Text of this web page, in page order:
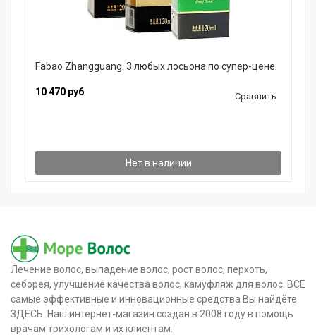
Fabao Zhangguang. 3 любых лосьона по супер-цене.
10 470 руб Сравнить
Нет в наличии
Лечение волос, выпадение волос, рост волос, перхоть,
себорея, улучшение качества волос, камуфляж для волос. ВСЕ
самые эффективные и инновационные средства Вы найдёте
ЗДЕСЬ. Наш интернет-магазин создан в 2008 году в помощь
врачам трихологам и их клиентам.